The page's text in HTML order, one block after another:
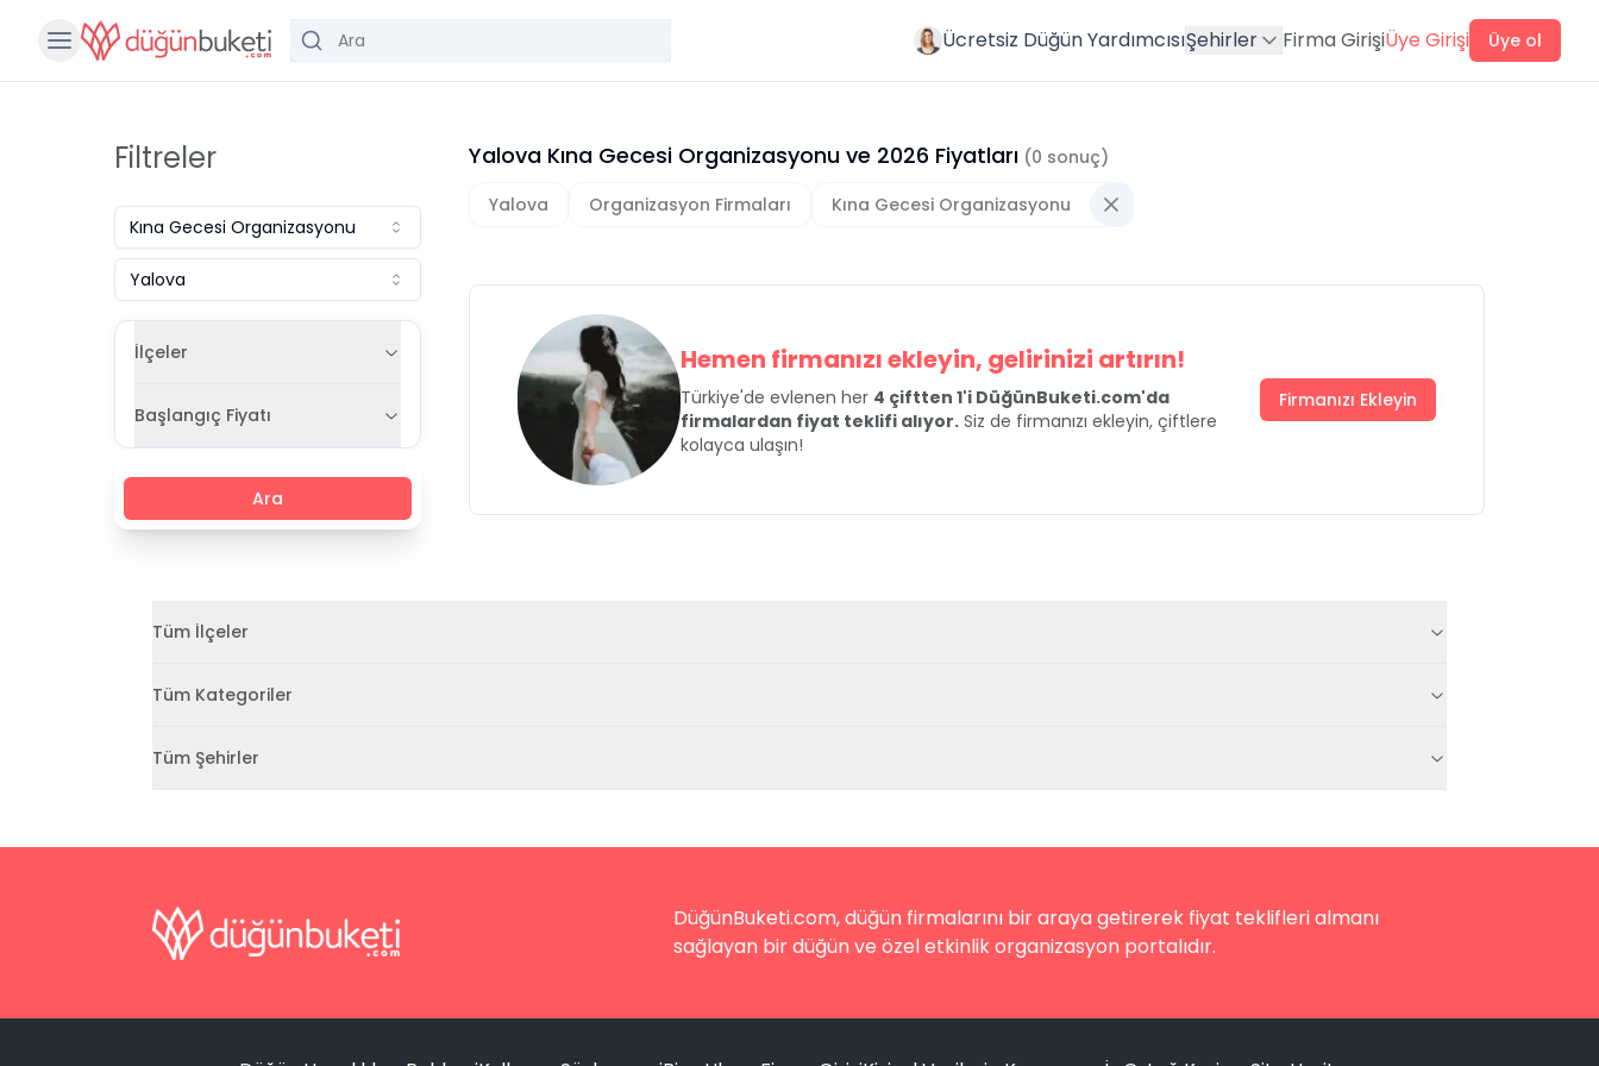
Ücretsiz Düğün YardımcısıŞehirler Firma GirişiÜye Girişi Üye ol
Filtreler
Kına Gecesi Organizasyonu
Yalova
İlçeler
Başlangıç Fiyatı
Ara
Yalova Kına Gecesi Organizasyonu ve 2026 Fiyatları (0 sonuç)
Yalova
Organizasyon Firmaları Kına Gecesi Organizasyonu
Hemen firmanızı ekleyin, gelirinizi artırın!
Türkiye'de evlenen her 4 çiftten 1'i DüğünBuketi.com'da
firmalardan fiyat teklifi alıyor. Siz de firmanızı ekleyin, çiftlere
kolayca ulaşın!
Firmanızı Ekleyin
Tüm İlçeler
Tüm Kategoriler
Tüm Şehirler
DüğünBuketi.com, düğün firmalarını bir araya getirerek fiyat teklifleri almanı
sağlayan bir düğün ve özel etkinlik organizasyon portalıdır.